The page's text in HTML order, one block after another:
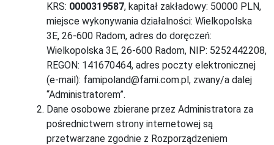
KRS: 0000319587, kapitał zakładowy: 50000 PLN,
miejsce wykonywania działalności: Wielkopolska
3E, 26-600 Radom, adres do doręczeń:
Wielkopolska 3E, 26-600 Radom, NIP: 5252442208,
REGON: 141670464, adres poczty elektronicznej
(e-mail): famipoland@fami.com.pl, zwany/a dalej
“Administratorem”.
Dane osobowe zbierane przez Administratora za
pośrednictwem strony internetowej są
przetwarzane zgodnie z Rozporządzeniem